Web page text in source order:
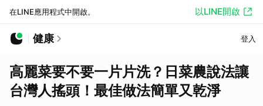
在LINE應用程式中開啟。 以LINE開啟
健康 登入
高麗菜要不要一片片洗？日菜農說法讓
台灣人搖頭！最佳做法簡單又乾淨